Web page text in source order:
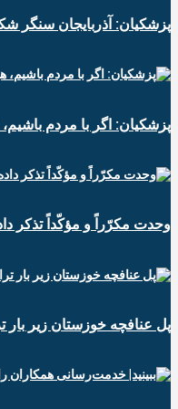
پزشکیان: آذربایجان سنگر
پزشکیان: اگر با مردم
وحدت مکرّراً و مؤکّداً تذکر
پل عنافچه خوزستان زیر بار